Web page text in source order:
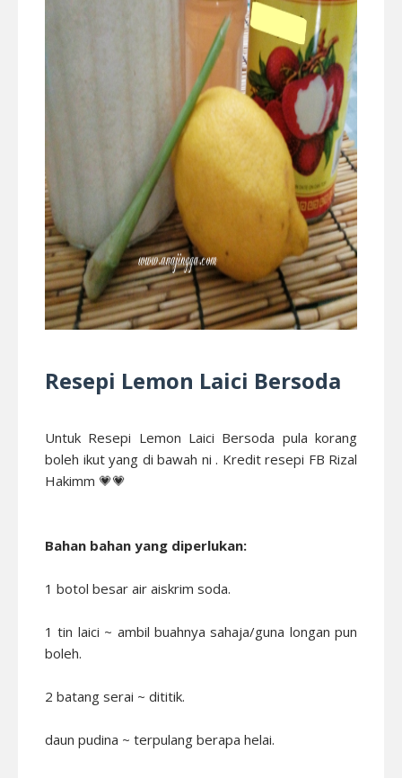
Resepi Lemon Laici Bersoda
Untuk Resepi Lemon Laici Bersoda pula korang
boleh ikut yang di bawah ni . Kredit resepi FB Rizal
Hakimm 💗💗
Bahan bahan yang diperlukan:
1 botol besar air aiskrim soda.
1 tin laici ~ ambil buahnya sahaja/guna longan pun
boleh.
2 batang serai ~ dititik.
daun pudina ~ terpulang berapa helai.